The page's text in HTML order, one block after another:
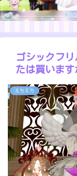
ゴシックフ
たは買います
えちえち